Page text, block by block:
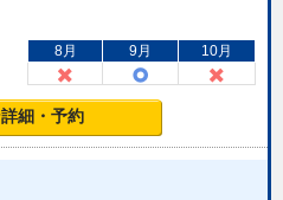
8月 9月 10月
細・予約